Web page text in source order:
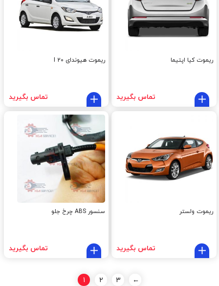
ریموت کیا اپتیما
تماس بگیرید
ریموت هیوندای I 20
تماس بگیرید
ریموت ولستر
تماس بگیرید
سنسور ABS چرخ جلو
تماس بگیرید
1 2 3 ←